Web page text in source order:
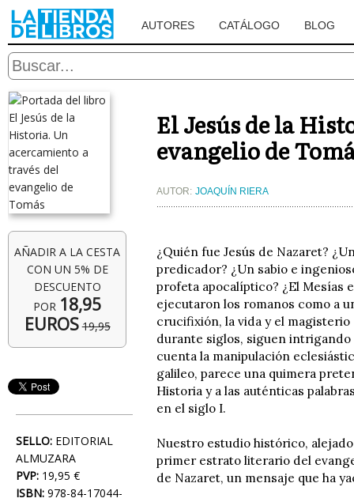
AUTORES CATÁLOGO BLOG
AÑADIR A LA CESTA
CON UN 5% DE
DESCUENTO
POR 18,95
EUROS 19,95
SELLO: EDITORIAL
ALMUZARA
PVP: 19,95 €
ISBN: 978-84-17044-
El Jesús de la
evangelio de
AUTOR: JOAQUÍN RIERA
¿Quién fue Jesús de Nazaret?
predicador? ¿Un sabio e
profeta apocalíptico? ¿El Mesías
ejecutaron los romanos como a
crucifixión, la vida y el
durante siglos, siguen intrigando
cuenta la manipulación
galileo, parece una quimera
Historia y a las auténticas
en el siglo I.
Nuestro estudio histórico,
primer estrato literario del
de Nazaret, un mensaje que ha